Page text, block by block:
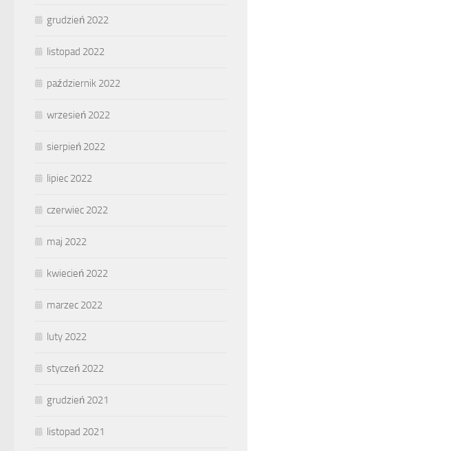
grudzień 2022
listopad 2022
październik 2022
wrzesień 2022
sierpień 2022
lipiec 2022
czerwiec 2022
maj 2022
kwiecień 2022
marzec 2022
luty 2022
styczeń 2022
grudzień 2021
listopad 2021